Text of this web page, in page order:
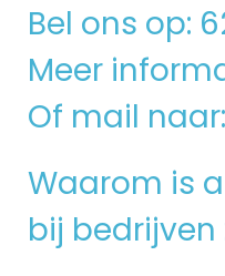
Bel ons op:
Meer
Of mail naar:
Waarom is
bij bedrijven